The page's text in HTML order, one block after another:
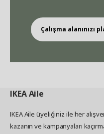
Çalışma alanınızı
IKEAAile
IKEA Aile üyeliğiniz ile her
kazanın ve kampanyaları